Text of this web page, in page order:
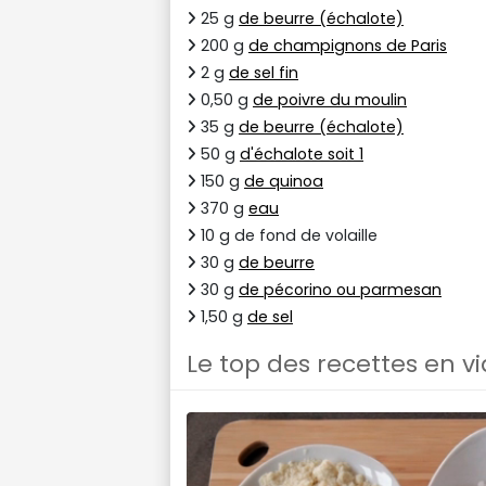
25 g de beurre (échalote)
200 g de champignons de Paris
2 g de sel fin
0,50 g de poivre du moulin
35 g de beurre (échalote)
50 g d'échalote soit 1
150 g de quinoa
370 g eau
10 g de fond de volaille
30 g de beurre
30 g de pécorino ou parmesan
1,50 g de sel
Le top des recettes en